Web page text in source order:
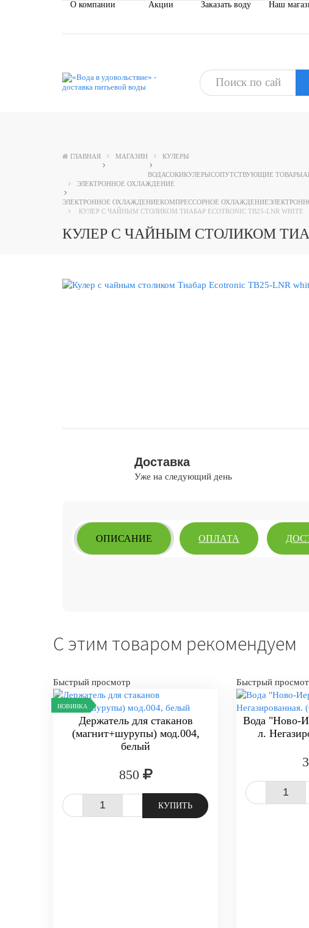
О компании Акции Заказать воду Наш
ГЛАВНАЯ МАГАЗИН КУЛЕРЫ
ВОДАСОКИКУЛЕРЫСОПУТСТВУЮЩИЕ ТОВАРЫ
ЭЛЕКТРОННОЕ ОХЛАЖДЕНИЕ
ЭЛЕКТРОННОЕ ОХЛАЖДЕНИЕКОМПРЕССОРНОЕ ОХЛАЖДЕНИЕ
КУЛЕР С ЧАЙНЫМ СТОЛИКОМ ТИАБАР ECOTRONIC TB25-LNR WHITE
КУЛЕР С ЧАЙНЫМ СТОЛИКОМ
Доставка
Уже на следующий день
ОПИСАНИЕ ОПЛАТА
С этим товаром рекомендуем
Быстрый просмотр
НОВИНКА
Держатель для стаканов
(магнит+шурупы) мод.004,
белый
850
КУПИТЬ
Быстрый
Вода "Ново-
л.